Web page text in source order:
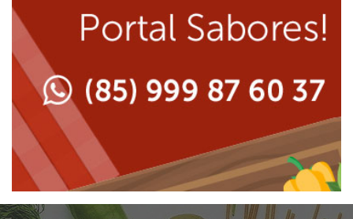
Lanchonetes
Massas
Peixes e Frutos do Mar
Peixes e Frutos do Mar
Pizzarias
Portuguesa